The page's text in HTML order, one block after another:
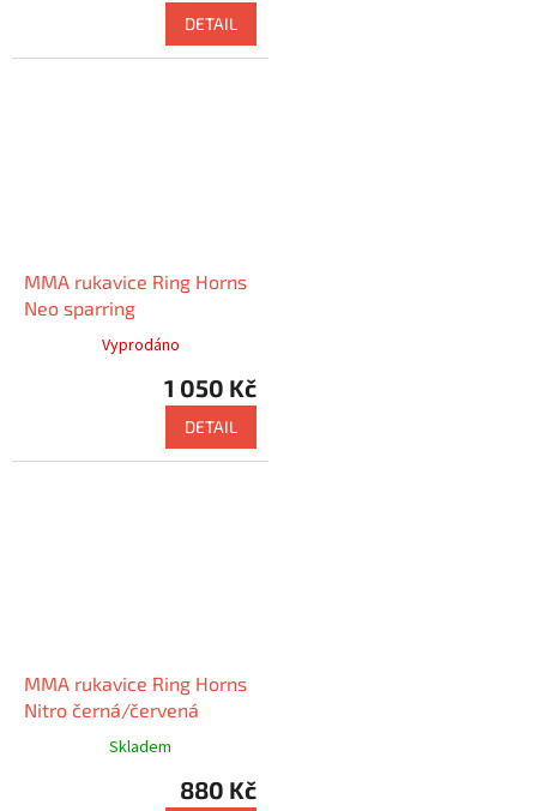
DETAIL
MMA rukavice Ring Horns
Neo sparring
Vyprodáno
1 050 Kč
DETAIL
MMA rukavice Ring Horns
Nitro černá/červená
Skladem
880 Kč